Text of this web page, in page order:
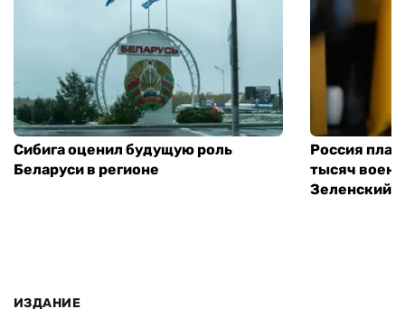
Сибига оценил будущую роль
Беларуси в регионе
Россия
тысяч
Зеленский
ИЗДАНИЕ